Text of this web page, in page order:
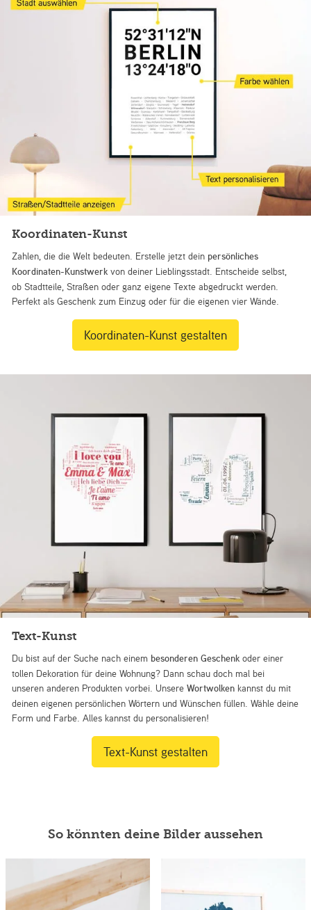
Koordinaten-Kunst
Zahlen, die die Welt bedeuten. Erstelle jetzt dein persönliches
Koordinaten-Kunstwerk von deiner Lieblingsstadt. Entscheide selbst,
ob Stadtteile, Straßen oder ganz eigene Texte abgedruckt werden.
Perfekt als Geschenk zum Einzug oder für die eigenen vier Wände.
Koordinaten-Kunst gestalten
Text-Kunst
Du bist auf der Suche nach einem besonderen Geschenk oder einer
tollen Dekoration für deine Wohnung? Dann schau doch mal bei
unseren anderen Produkten vorbei. UnsereWortwolken kannst du mit
deinen eigenen persönlichen Wörtern und Wünschen füllen. Wähle deine
Form und Farbe. Alles kannst du personalisieren!
Text-Kunst gestalten
So könnten deine Bilder aussehen